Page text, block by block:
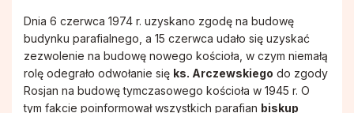
Dnia 6 czerwca 1974 r. uzyskano zgodę na budowę
budynku parafialnego, a 15 czerwca udało się uzyskać
zezwolenie na budowę nowego kościoła, w czym niemałą
rolę odegrało odwołanie się ks. Arczewskiego do zgody
Rosjan na budowę tymczasowego kościoła w 1945 r. O
tym fakcie poinformował wszystkich parafian biskup